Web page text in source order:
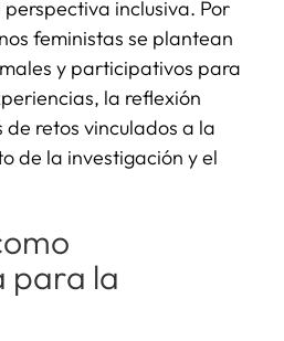
inclusiva. Por
feministas se plantean
y participativos para
la reflexión
retos vinculados a la
de la investigación y el
para la